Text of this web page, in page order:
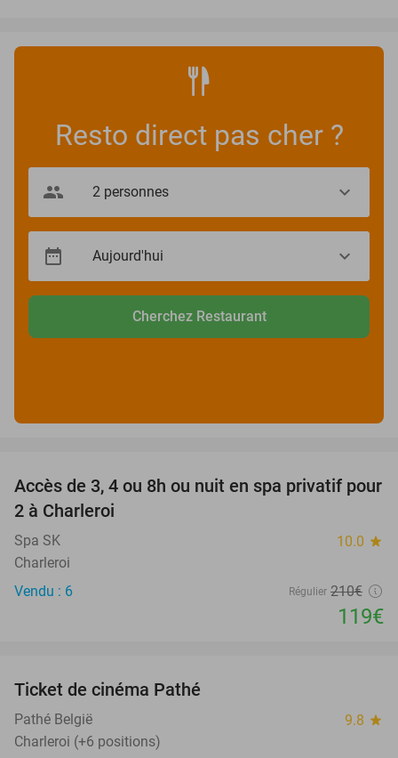
Resto direct pas cher ?
Cherchez Restaurant
43%
Accès de 3, 4 ou 8h ou nuit en spa privatif pour
2 à Charleroi
Spa SK 10.0 star
Charleroi
Vendu : 6
Régulier 210€
119€
Ticket de cinéma Pathé
Pathé België 9.8 star
Charleroi (+6 positions)